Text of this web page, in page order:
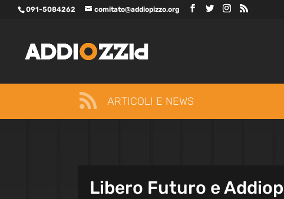
091-5084262 comitato@addiopizzo.org
 ARTICOLI E NEWS
Libero Futuro e